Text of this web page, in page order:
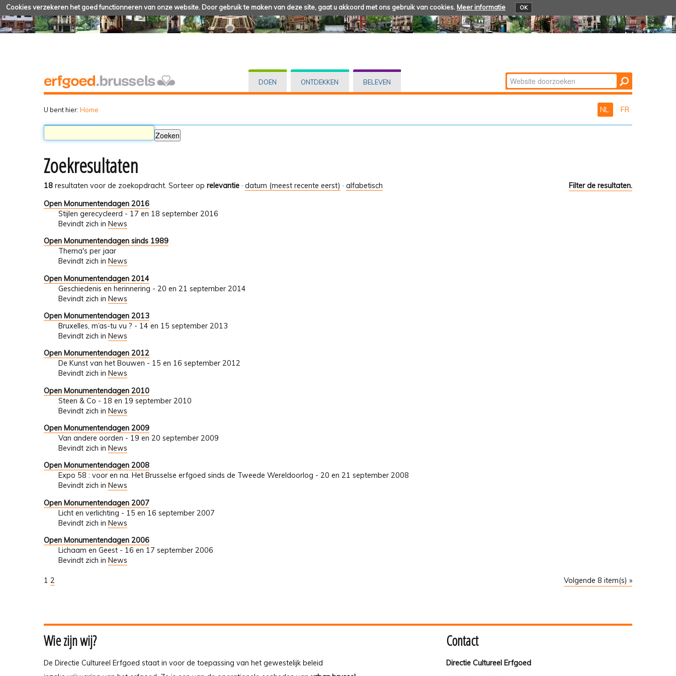
Cookies verzekeren het goed functionneren van onze website. Door gebruik te maken van deze site, gaat u akkoord met ons gebruik van cookies. Meer informatie OK
DOEN ONTDEKKEN BELEVEN Zoek
Geavanceerd
U bent hier: Home NL FR
Zoekresultaten
18 resultaten voor de zoekopdracht. Filter de resultaten.
Sorteer op relevantie · datum (meest recente eerst) · alfabetisch
Open Monumentendagen 2016
Stijlen gerecycleerd - 17 en 18 september 2016
Bevindt zich in News
Open Monumentendagen sinds 1989
Thema's per jaar
Bevindt zich in News
Open Monumentendagen 2014
Geschiedenis en herinnering - 20 en 21 september 2014
Bevindt zich in News
Open Monumentendagen 2013
Bruxelles, m’as-tu vu ? - 14 en 15 september 2013
Bevindt zich in News
Open Monumentendagen 2012
De Kunst van het Bouwen - 15 en 16 september 2012
Bevindt zich in News
Open Monumentendagen 2010
Steen & Co - 18 en 19 september 2010
Bevindt zich in News
Open Monumentendagen 2009
Van andere oorden - 19 en 20 september 2009
Bevindt zich in News
Open Monumentendagen 2008
Expo 58 : voor en na. Het Brusselse erfgoed sinds de Tweede Wereldoorlog - 20 en 21 september 2008
Bevindt zich in News
Open Monumentendagen 2007
Licht en verlichting - 15 en 16 september 2007
Bevindt zich in News
Open Monumentendagen 2006
Lichaam en Geest - 16 en 17 september 2006
Bevindt zich in News
Volgende 8 item(s) »
1 2
Wie zijn wij?
De Directie Cultureel Erfgoed staat in voor de toepassing van het gewestelijk beleid
Contact
Directie Cultureel Erfgoed